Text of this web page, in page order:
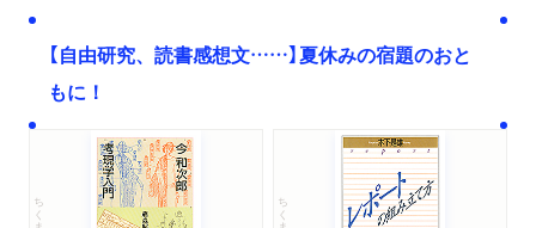
【自由研究、読書感想文……】夏休みの宿題のおと
もに！
ちくま文庫 ちくま学芸文庫